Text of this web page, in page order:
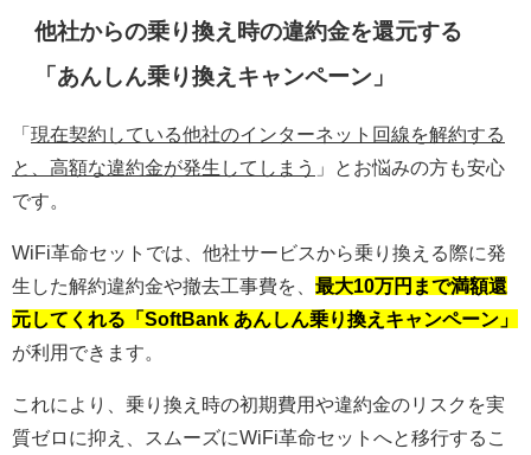
他社からの乗り換え時の違約金を還元する
「あんしん乗り換えキャンペーン」
「 現在契約している他社のインターネット回線を解約する
と、高額な違約金が発生してしまう
」とお悩みの方も安心
です。
WiFi革命セットでは、他社サービスから乗り換える際に発
生した解約違約金や撤去工事費を、 最大10万円まで満額還
元してくれる「SoftBank あんしん乗り換えキャンペーン」
が利用できます。
これにより、乗り換え時の初期費用や違約金のリスクを実
質ゼロに抑え、スムーズにWiFi革命セットへと移行するこ